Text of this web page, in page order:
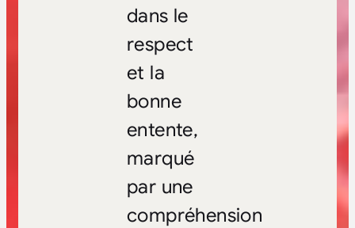
dans le
respect
et la
bonne
entente,
marqué
par une
compréhension